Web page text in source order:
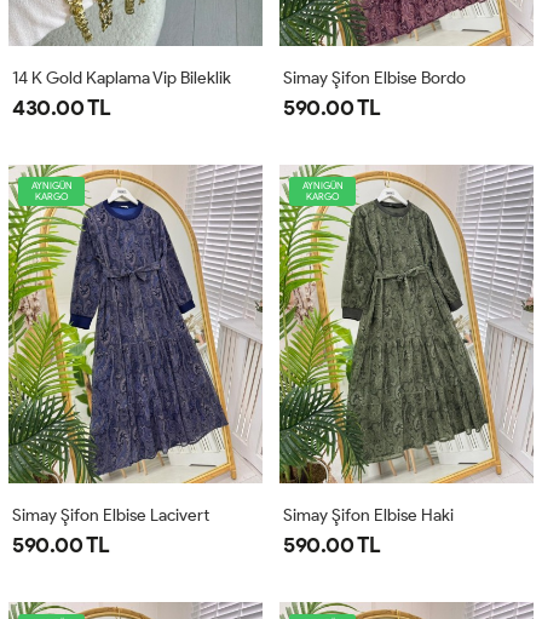
14 K Gold Kaplama Vip Bileklik
430.00 TL
Simay Şifon Elbise Bordo
590.00 TL
AYNIGÜN
KARGO
Simay Şifon Elbise Lacivert
590.00 TL
AYNIGÜN
KARGO
Simay Şifon Elbise Haki
590.00 TL